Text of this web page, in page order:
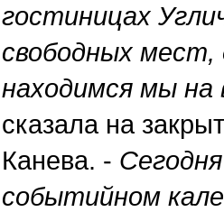
гостиницах
свободных
находимся мы на
сказала на
Канева. -
событийном